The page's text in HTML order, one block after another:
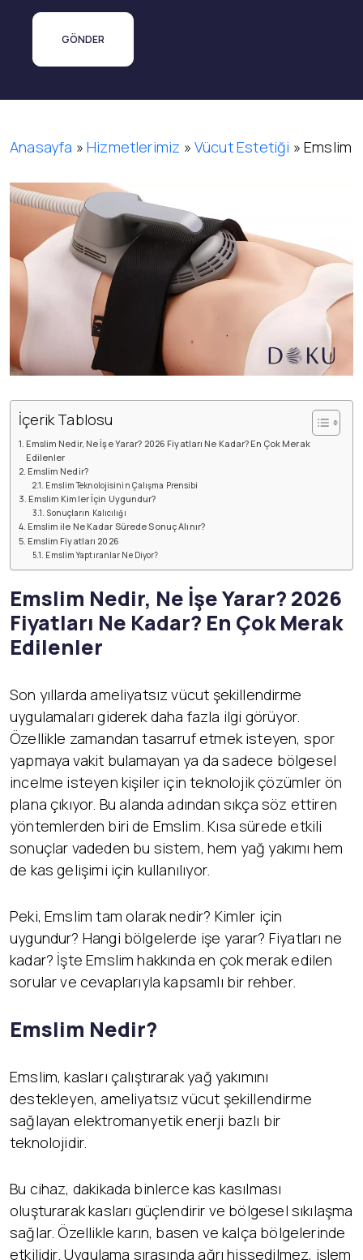
Anasayfa » Hizmetlerimiz » Vücut Estetiği » Emslim
İçerik Tablosu
Emslim Nedir, Ne İşe Yarar? 2026 Fiyatları Ne Kadar? En Çok Merak
Edilenler
Emslim Nedir?
Emslim Teknolojisinin Çalışma Prensibi
Emslim Kimler İçin Uygundur?
Sonuçların Kalıcılığı
Emslim ile Ne Kadar Sürede Sonuç Alınır?
Emslim Fiyatları 2026
Emslim Yaptıranlar Ne Diyor?
Emslim Nedir, Ne İşe Yarar? 2026
Fiyatları Ne Kadar? En Çok Merak
Edilenler
Son yıllarda ameliyatsız vücut şekillendirme
uygulamaları giderek daha fazla ilgi görüyor.
Özellikle zamandan tasarruf etmek isteyen, spor
yapmaya vakit bulamayan ya da sadece bölgesel
incelme isteyen kişiler için teknolojik çözümler ön
plana çıkıyor. Bu alanda adından sıkça söz ettiren
yöntemlerden biri de Emslim. Kısa sürede etkili
sonuçlar vadeden bu sistem, hem yağ yakımı hem
de kas gelişimi için kullanılıyor.
Peki, Emslim tam olarak nedir? Kimler için
uygundur? Hangi bölgelerde işe yarar? Fiyatları ne
kadar? İşte Emslim hakkında en çok merak edilen
sorular ve cevaplarıyla kapsamlı bir rehber.
Emslim Nedir?
Emslim, kasları çalıştırarak yağ yakımını
destekleyen, ameliyatsız vücut şekillendirme
sağlayan elektromanyetik enerji bazlı bir
teknolojidir.
Bu cihaz, dakikada binlerce kas kasılması
oluşturarak kasları güçlendirir ve bölgesel sıkılaşma
sağlar. Özellikle karın, basen ve kalça bölgelerinde
etkilidir. Uygulama sırasında ağrı hissedilmez, işlem